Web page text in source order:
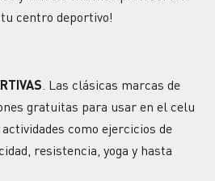
centro deportivo!
. Las clásicas marcas de
gratuitas para usar en el celu
como ejercicios de
resistencia, yoga y hasta